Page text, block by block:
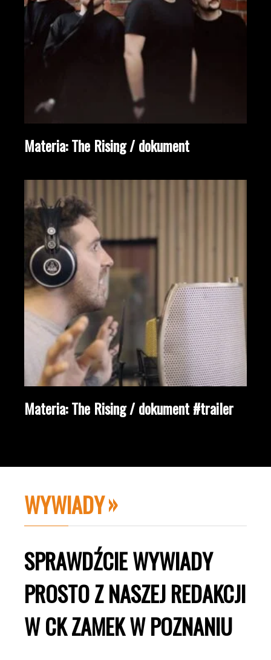
Materia: The Rising / dokument
Materia: The Rising / dokument #trailer
WYWIADY
SPRAWDŹCIE WYWIADY
PROSTO Z NASZEJ REDAKCJI
W CK ZAMEK W POZNANIU